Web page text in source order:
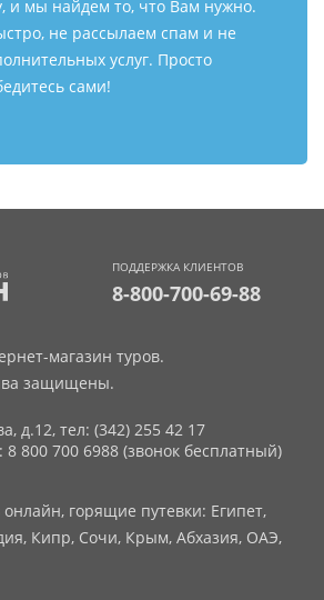
и мы найдем то, что Вам нужно.
не рассылаем спам и не
услуг. Просто
сами!
ПОДДЕРЖКА КЛИЕНТОВ
8-800-700-69-88
магазин туров.
защищены.
д.12, тел: (342) 255 42 17
800 700 6988 (звонок бесплатный)
горящие путевки: Египет,
Кипр, Сочи, Крым, Абхазия, ОАЭ,